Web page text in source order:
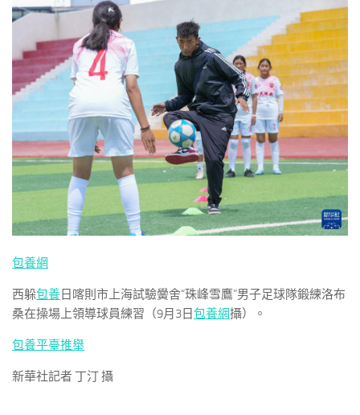
包養網
西躲包養日喀則市上海試驗黌舍“珠峰雪鷹”男子足球隊鍛練洛布
桑在操場上領導球員練習（9月3日包養網攝）。
包養平臺推舉
新華社記者 丁汀 攝